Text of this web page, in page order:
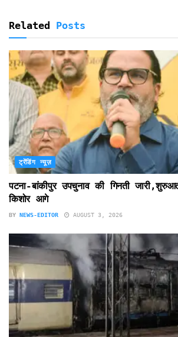
Related Posts
ट्रेंडिंग न्यूज़
पटना-बांकीपुर उपचुनाव की गिनती
किशोर आगे
BY NEWS-EDITOR AUGUST 3, 2026